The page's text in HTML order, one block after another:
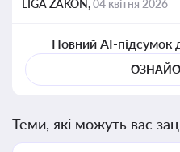
LIGA ZAKON,04 квітня 2026
Повний AI-підсумок
Теми, які можуть вас